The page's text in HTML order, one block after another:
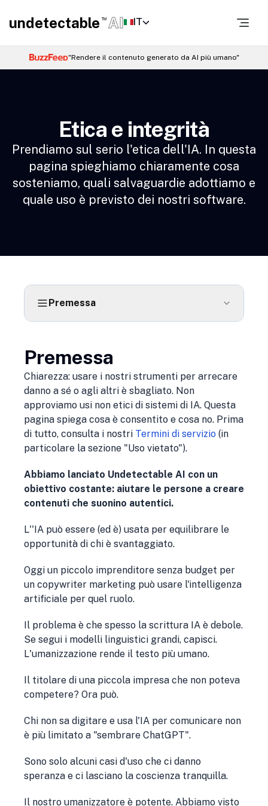
undetectable TM AI IT
"Rendere il contenuto generato da AI più umano"
Etica e integrità
Prendiamo sul serio l'etica dell'IA. In questa
pagina spieghiamo chiaramente cosa
sosteniamo, quali salvaguardie adottiamo e
quale uso è previsto dei nostri software.
Premessa
Premessa
Chiarezza: usare i nostri strumenti per arrecare
danno a sé o agli altri è sbagliato. Non
approviamo usi non etici di sistemi di IA. Questa
pagina spiega cosa è consentito e cosa no. Prima
di tutto, consulta i nostri Termini di servizio (in
particolare la sezione "Uso vietato").
Abbiamo lanciato Undetectable AI con un
obiettivo costante: aiutare le persone a creare
contenuti che suonino autentici.
L''IA può essere (ed è) usata per equilibrare le
opportunità di chi è svantaggiato.
Oggi un piccolo imprenditore senza budget per
un copywriter marketing può usare l'intelligenza
artificiale per quel ruolo.
Il problema è che spesso la scrittura IA è debole.
Se segui i modelli linguistici grandi, capisci.
L'umanizzazione rende il testo più umano.
Il titolare di una piccola impresa che non poteva
competere? Ora può.
Chi non sa digitare e usa l'IA per comunicare non
è più limitato a "sembrare ChatGPT".
Sono solo alcuni casi d'uso che ci danno
speranza e ci lasciano la coscienza tranquilla.
Il nostro umanizzatore è potente. Abbiamo visto